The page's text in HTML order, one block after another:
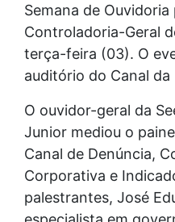
Semana de
Controladoria-Geral
terça-feira (03). O
auditório do Canal
O ouvidor-geral da
Junior mediou o
Canal de Denúncia,
Corporativa e
palestrantes, José